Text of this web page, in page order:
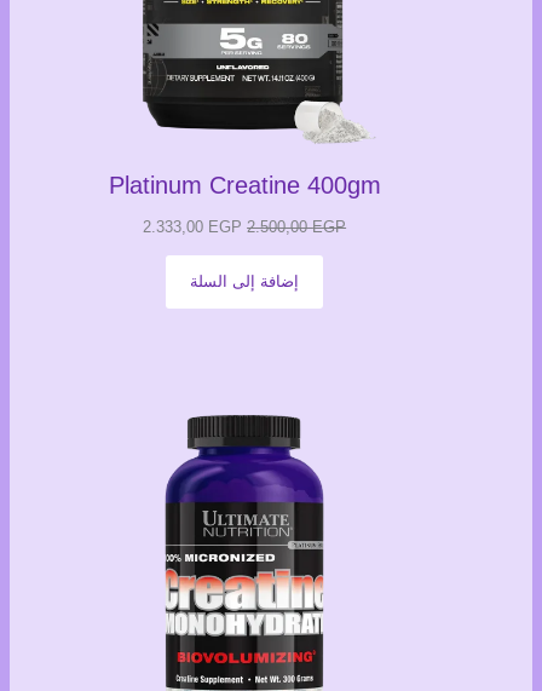
Platinum Creatine 400gm
2.500,00EGP
السعر
الأصلي
هو:
2.500,00 EGP.
2.333,00 EGP
السعر
إضافة إلى السلة